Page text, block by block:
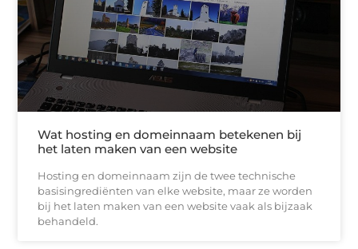
Wat hosting en domeinnaam betekenen bij
het laten maken van een website
Hosting en domeinnaam zijn de twee technische
basisingrediënten van elke website, maar ze worden
bij het laten maken van een website vaak als bijzaak
behandeld.